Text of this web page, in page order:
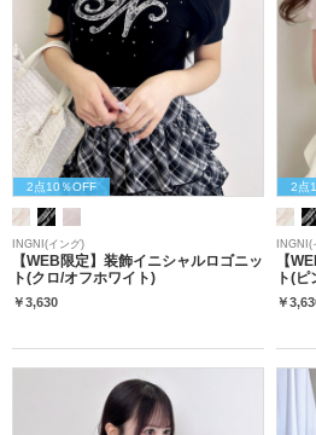
2点10％OFF
INGNI(イング)
【WEB限定】装飾イニシャルロゴニッ
ト(クロ/オフホワイト)
￥3,630
2点
INGNI(
【
ト(
￥